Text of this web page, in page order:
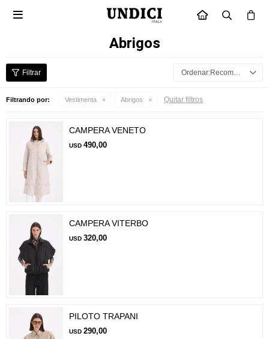
INICIO

Abrigos
Recomendados
Filtrando por: Vestimenta Abrigos Quitar filtros
CAMPERA VENETO
USD 490,00
CAMPERA VITERBO
USD 320,00
PILOTO TRAPANI
USD 290,00